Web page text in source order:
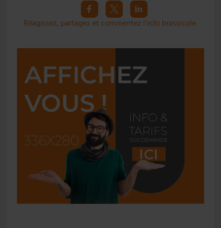
Réagissez, partagez et commentez l’info brassicole.